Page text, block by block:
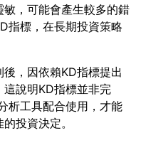
，可能會產生較多的錯
指標，在長期投資策略
，因依賴KD指標提出
說明KD指標並非完
析工具配合使用，才能